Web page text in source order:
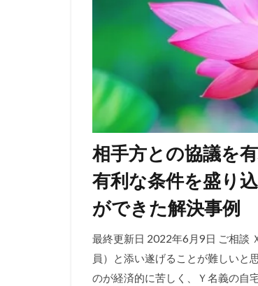
相手方との協議を
有利な条件を盛り
ができた解決事例
最終更新日 2022年6月9日 ご相談
員）と添い遂げることが難しいと
のが経済的に苦しく、Ｙ名義の自